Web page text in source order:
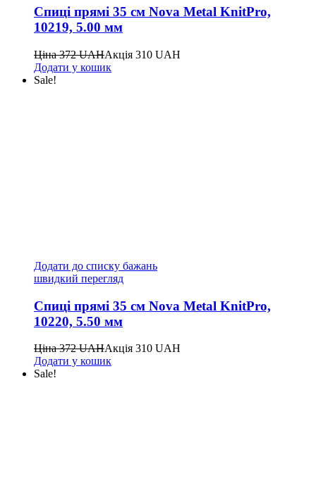
Спиці прямі 35 см Nova Metal KnitPro,
10219, 5.00 мм
Ціна372UAHАкція 310 UAH
Додати у кошик
Sale!
Додати до списку бажань
швидкий перегляд
Спиці прямі 35 см Nova Metal KnitPro,
10220, 5.50 мм
Ціна372UAHАкція 310 UAH
Додати у кошик
Sale!